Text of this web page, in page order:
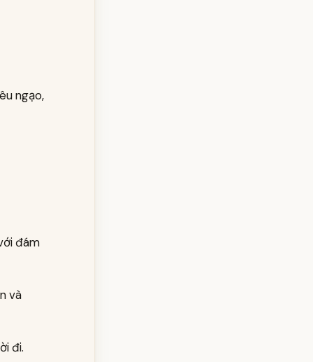
ngạo,
đám
và
đi.